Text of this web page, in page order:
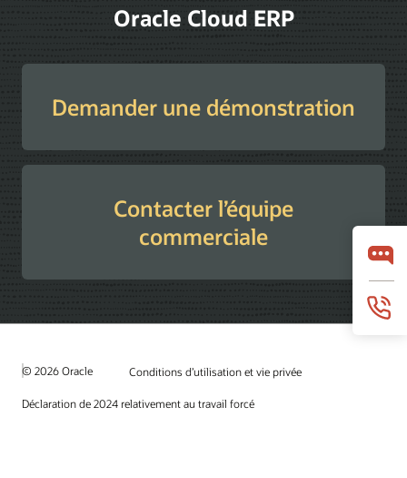
Oracle Cloud ERP
Demander une démonstration
Contacter l’équipe
commerciale
© 2026 Oracle Conditions d’utilisation et vie privée
Déclaration de 2024 relativement au travail forcé